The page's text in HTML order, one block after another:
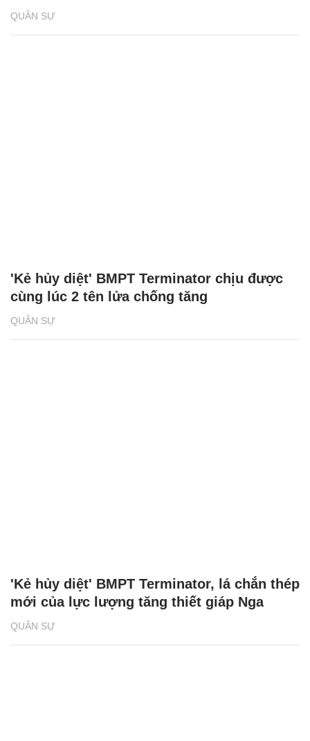
QUÂN SỰ
QUÂN SỰ
'Kẻ hủy diệt' BMPT Terminator chịu được
cùng lúc 2 tên lửa chống tăng
QUÂN SỰ
'Kẻ hủy diệt' BMPT Terminator, lá chắn thép
mới của lực lượng tăng thiết giáp Nga